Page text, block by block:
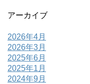
アーカイブ
2026年4月
2026年3月
2025年6月
2025年1月
2024年9月